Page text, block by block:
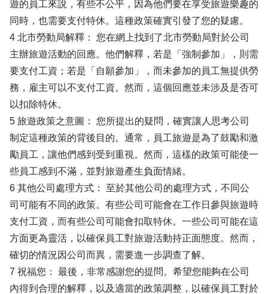
遊的員工來說，有些不公平，因為他們要在享受旅遊樂趣的
同時，也需要支付特休。這種政策確實引發了您的疑慮。
4 北市勞動局解釋： 您在網上找到了北市勞動局對於公司
主辦旅遊活動的回應。他們解釋，若是「強制參加」，則需
要支付工資；若是「自願參加」，而未參加的員工無提供勞
務，雇主可以不支付工資。然而，這個回應並未涉及是否可
以扣除特休。
5 旅遊政策之意圖： 您所提出的疑問，確實讓人思考公司
制定這種政策的背後目的。通常，員工旅遊是為了鼓勵和激
勵員工，讓他們感到受到重視。然而，這樣的政策可能使一
些員工感到不滿，並對旅遊產生負面情緒。
6 其他公司處理方式： 至於其他公司的處理方式，不同公
司可能有不同的政策。有些公司可能會在工作日參與旅遊時
支付工資，而有些公司可能會扣取特休。一些公司可能在這
方面更為靈活，以確保員工對旅遊活動持正面態度。然而，
確切的情況因公司而異，需要進一步調查了解。
7 祝福您： 最後，非常感謝您的提問。希望您能夠在公司
內得到合理的解釋，以及適當的政策調整，以確保員工對於